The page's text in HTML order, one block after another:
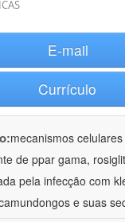
E-mail
Currículo
mecanismos
de ppar gama,
pela infecção com
e suas